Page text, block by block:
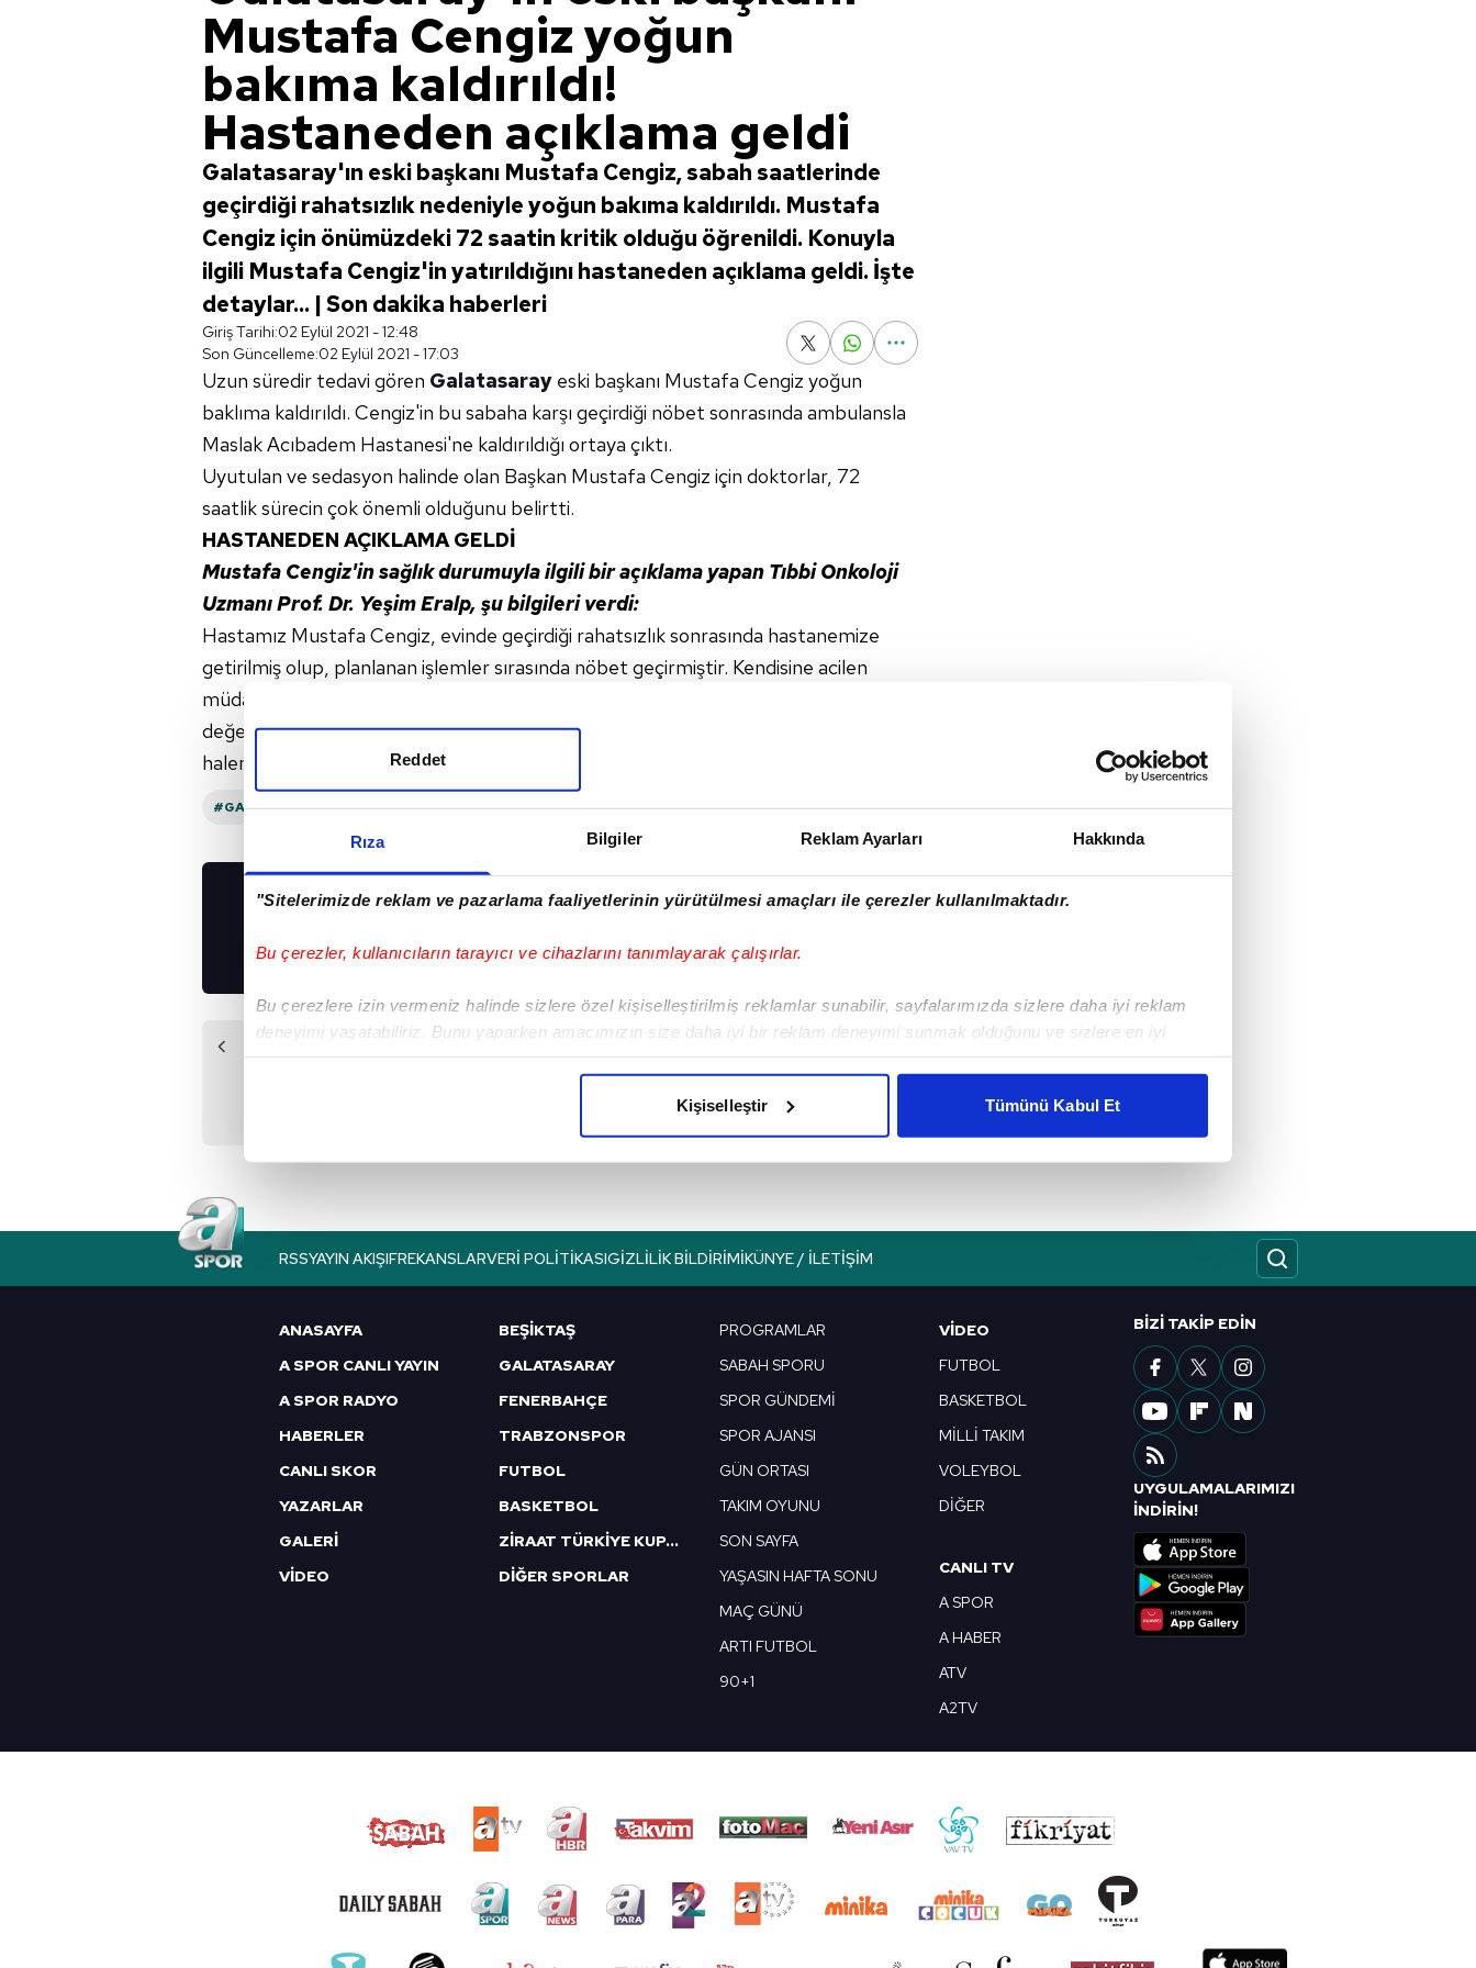
Rıza Bilgiler Reklam Ayarları Hakkında
"Sitelerimizde reklam ve pazarlama faaliyetlerinin yürütülmesi amaçları ile çerezler kullanılmaktadır.
Bu çerezler, kullanıcıların tarayıcı ve cihazlarını tanımlayarak çalışırlar.
Bu çerezlere izin vermeniz halinde sizlere özel kişiselleştirilmiş reklamlar sunabilir, sayfalarımızda sizlere daha iyi reklam
deneyimi yaşatabiliriz. Bunu yaparken amacımızın size daha iyi bir reklam deneyimi sunmak olduğunu ve sizlere en iyi
Her halükârda, kullanıcılar, bu çerezlere izin vermedikleri takdirde, kullanıcılara hedefli reklamlar gösterilmeyecektir."
reklam/pazarlama faaliyetlerinin yapılması, amaçlarıyla sınırlı olarak açık rızanız dahilinde kullanılacaktır.
Çerezlere ilişkin tercihlerinizi aşağıda yer alan panel vasıtasıyla belirleyebilirsiniz. Çerezlere ilişkin detaylı bilgi için Ayarlar
6698 sayılı Kişisel Verilerin Korunması Kanunu uyarınca hazırlanmış Aydınlatma Metnimizi okumak ve sitemizde ilgili
mevzuata uygun olarak kullanılan çerezlerle ilgili bilgi almak için lütfentıklayınız
Reddet
Kişiselleştir Tümünü Kabul Et
Mustafa Cengiz yoğun
bakıma kaldırıldı!
Hastaneden açıklama geldi
Galatasaray'ın eski başkanı Mustafa Cengiz, sabah saatlerinde
geçirdiği rahatsızlık nedeniyle yoğun bakıma kaldırıldı. Mustafa
Cengiz için önümüzdeki 72 saatin kritik olduğu öğrenildi. Konuyla
ilgili Mustafa Cengiz'in yatırıldığını hastaneden açıklama geldi. İşte
detaylar... | Son dakika haberleri
Giriş Tarihi:02 Eylül 2021 - 12:48
Son Güncelleme:02 Eylül 2021 - 17:03
Uzun süredir tedavi gören Galatasaray eski başkanı Mustafa Cengiz yoğun
baklıma kaldırıldı. Cengiz'in bu sabaha karşı geçirdiği nöbet sonrasında ambulansla
Maslak Acıbadem Hastanesi'ne kaldırıldığı ortaya çıktı.
Uyutulan ve sedasyon halinde olan Başkan Mustafa Cengiz için doktorlar, 72
saatlik sürecin çok önemli olduğunu belirtti.
HASTANEDEN AÇIKLAMA GELDİ
Mustafa Cengiz'in sağlık durumuyla ilgili bir açıklama yapan Tıbbi Onkoloji
Uzmanı Prof. Dr. Yeşim Eralp, şu bilgileri verdi:
Hastamız Mustafa Cengiz, evinde geçirdiği rahatsızlık sonrasında hastanemize
getirilmiş olup, planlanan işlemler sırasında nöbet geçirmiştir. Kendisine acilen
müdahale yapılmış ve durumu çok hızlı olarak kontrol altına alınmıştır. Yapılan ilk
değerlendirilmelerinde yaşamını tehdit eden bir bulgu saptanmayan Sayın Cengiz,
halen yatan hasta servisinde takip altındadır.
#GALATASARAY
Cimbom'da Oğulcan
gelişmesi! Resmi
RSSYAYIN AKIŞIFREKANSLARVERI POLITIKASIGIZLILIK BILDIRIMIKÜNYE / İLETIŞIM
ANASAYFA
A SPOR CANLI YAYIN
A SPOR RADYO
HABERLER
CANLI SKOR
YAZARLAR
GALERİ
VİDEO
BEŞİKTAŞ
GALATASARAY
FENERBAHÇE
TRABZONSPOR
FUTBOL
BASKETBOL
ZİRAAT TÜRKİYE KUPASI
DİĞER SPORLAR
PROGRAMLAR
SABAH SPORU
SPOR GÜNDEMİ
SPOR AJANSI
GÜN ORTASI
TAKIM OYUNU
SON SAYFA
YAŞASIN HAFTA SONU
MAÇ GÜNÜ
ARTI FUTBOL
90+1
VIDEO
FUTBOL
BASKETBOL
MİLLİ TAKIM
VOLEYBOL
DİĞER
CANLI TV
A SPOR
A HABER
ATV
A2TV
BIZI TAKIP EDIN
UYGULAMALARIMIZI
İNDİRİN!